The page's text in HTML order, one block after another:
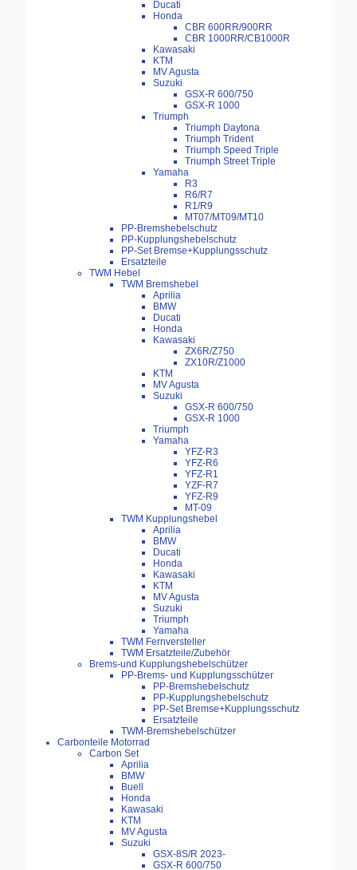
Ducati
Honda
CBR 600RR/900RR
CBR 1000RR/CB1000R
Kawasaki
KTM
MV Agusta
Suzuki
GSX-R 600/750
GSX-R 1000
Triumph
Triumph Daytona
Triumph Trident
Triumph Speed Triple
Triumph Street Triple
Yamaha
R3
R6/R7
R1/R9
MT07/MT09/MT10
PP-Bremshebelschutz
PP-Kupplungshebelschutz
PP-Set Bremse+Kupplungsschutz
Ersatzteile
TWM Hebel
TWM Bremshebel
Aprilia
BMW
Ducati
Honda
Kawasaki
ZX6R/Z750
ZX10R/Z1000
KTM
MV Agusta
Suzuki
GSX-R 600/750
GSX-R 1000
Triumph
Yamaha
YFZ-R3
YFZ-R6
YFZ-R1
YZF-R7
YFZ-R9
MT-09
TWM Kupplungshebel
Aprilia
BMW
Ducati
Honda
Kawasaki
KTM
MV Agusta
Suzuki
Triumph
Yamaha
TWM Fernversteller
TWM Ersatzteile/Zubehör
Brems-und Kupplungshebelschützer
PP-Brems- und Kupplungsschützer
PP-Bremshebelschutz
PP-Kupplungshebelschutz
PP-Set Bremse+Kupplungsschutz
Ersatzteile
TWM-Bremshebelschützer
Carbonteile Motorrad
Carbon Set
Aprilia
BMW
Buell
Honda
Kawasaki
KTM
MV Agusta
Suzuki
GSX-8S/R 2023-
GSX-R 600/750